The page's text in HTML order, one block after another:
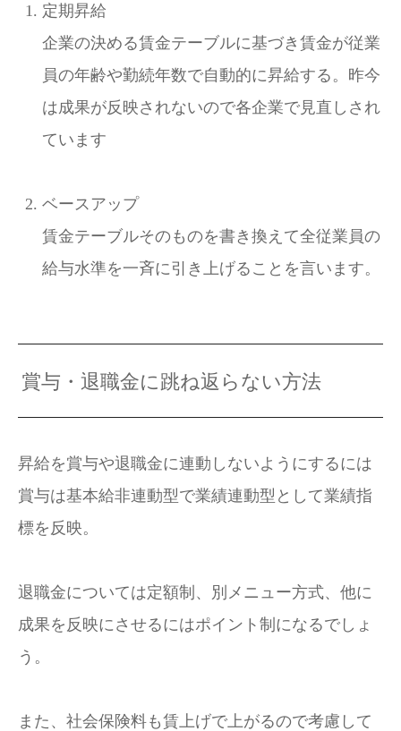
定期昇給
企業の決める賃金テーブルに基づき賃金が従業
員の年齢や勤続年数で自動的に昇給する。昨今
は成果が反映されないので各企業で見直しされ
ています
ベースアップ
賃金テーブルそのものを書き換えて全従業員の
給与水準を一斉に引き上げることを言います。
賞与・退職金に跳ね返らない方法
昇給を賞与や退職金に連動しないようにするには
賞与は基本給非連動型で業績連動型として業績指
標を反映。
退職金については定額制、別メニュー方式、他に
成果を反映にさせるにはポイント制になるでしょ
う。
また、社会保険料も賃上げで上がるので考慮して